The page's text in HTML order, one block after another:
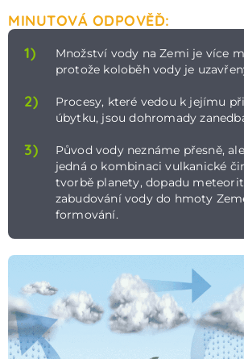
MINUTOVÁ ODPOVĚĎ:
1)
Množství vody na Zemi je více
protože koloběh vody je
2)
Procesy, které vedou k jejímu
úbytku, jsou dohromady
3)
Původ vody neznáme přesně,
jedná o kombinaci vulkanické
tvorbě planety, dopadu
zabudování vody do hmoty
formování.